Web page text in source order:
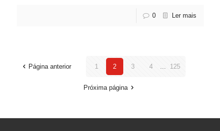
0 Ler mais
Página anterior 1 2 3 4 ... 125
Próxima página